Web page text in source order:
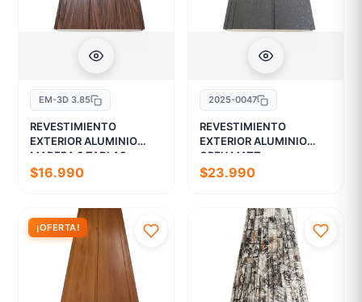
EM-3D 3.85
REVESTIMIENTO
EXTERIOR ALUMINIO
MADERA 3 TABLAS
$16.990
2025-0047
REVESTIMIENTO
EXTERIOR ALUMINIO
GREY MATT
$23.990
¡OFERTA!